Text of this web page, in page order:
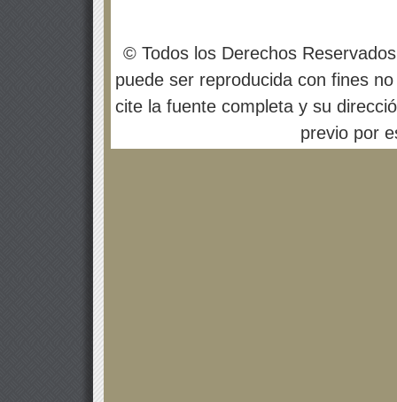
© Todos los Derechos
puede ser reproducida con fines
cite la fuente completa y su
previo por